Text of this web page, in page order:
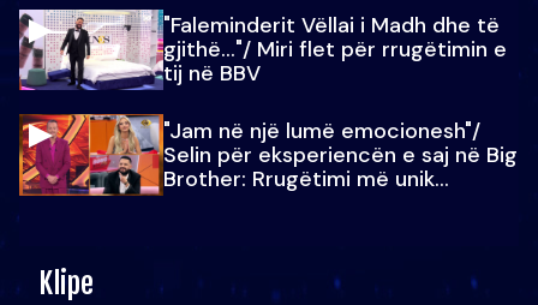
"Faleminderit Vëllai i Madh dhe të
gjithë…"/ Miri flet për rrugëtimin e
tij në BBV
"Jam në një lumë emocionesh"/
Selin për eksperiencën e saj në Big
Brother: Rrugëtimi më unik…
Klipe